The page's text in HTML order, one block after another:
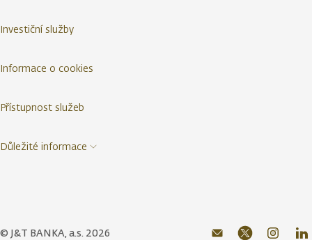
© J&T BANKA, a.s. 2026
Investiční služby
Informace o cookies
Přístupnost služeb
Důležité informace